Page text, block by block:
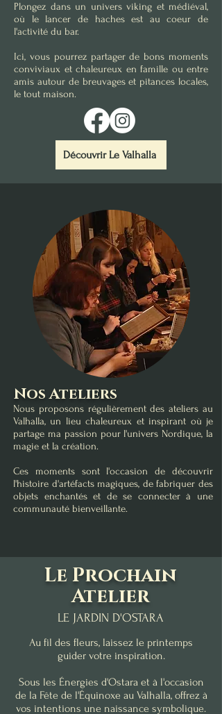
Plongez dans un univers viking et médiéval,
où le lancer de haches est au coeur de
l'activité du bar.
Ici, vous pourrez partager de bons moments
conviviaux et chaleureux en famille ou entre
amis autour de breuvages et pitances locales,
le tout maison.
Découvrir Le Valhalla
Nos Ateliers
Nous proposons régulièrement des ateliers au
Valhalla, un lieu chaleureux et inspirant où je
partage ma passion pour l'univers Nordique, la
magie et la création.
Ces moments sont l'occasion de découvrir
l'histoire d'artéfacts magiques, de fabriquer des
objets enchantés et de se connecter à une
communauté bienveillante.
Le Prochain
Atelier
LE JARDIN D'OSTARA
Au fil des fleurs, laissez le printemps
guider votre inspiration.
Sous les Énergies d'Ostara et à l'occasion
de la Fête de l'Équinoxe au Valhalla, offrez à
vos intentions une naissance symbolique.